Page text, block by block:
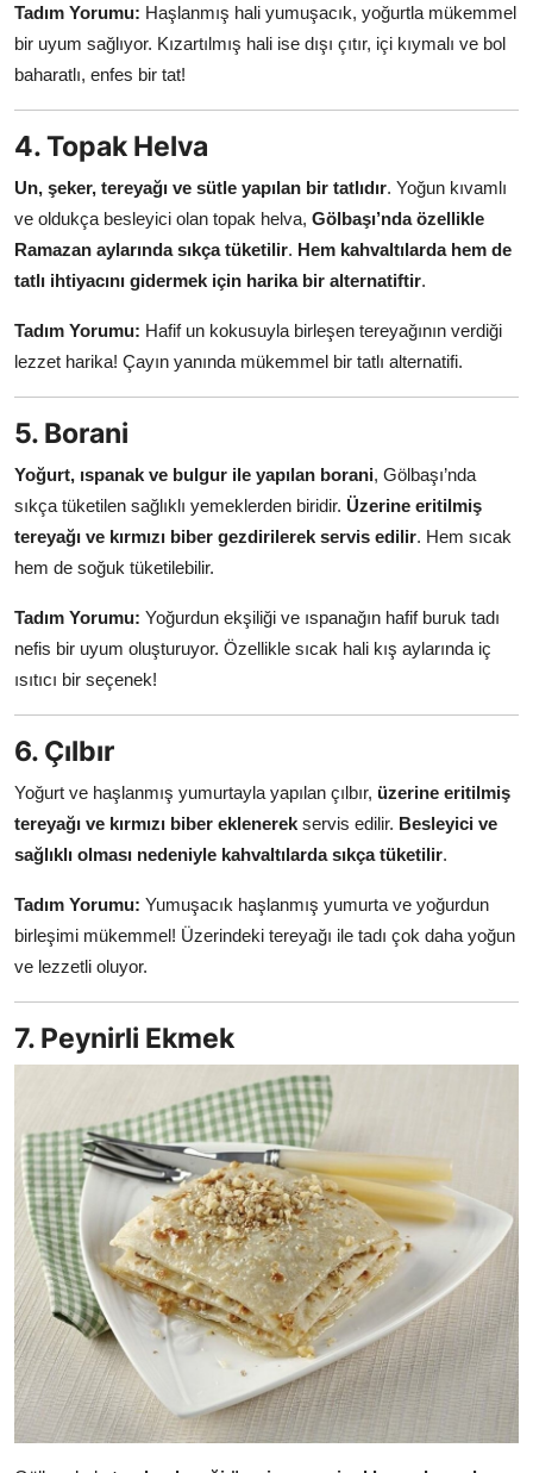
Tadım Yorumu: Haşlanmış hali yumuşacık, yoğurtla mükemmel
bir uyum sağlıyor. Kızartılmış hali ise dışı çıtır, içi kıymalı ve bol
baharatlı, enfes bir tat!
4. Topak Helva
Un, şeker, tereyağı ve sütle yapılan bir tatlıdır. Yoğun kıvamlı
ve oldukça besleyici olan topak helva, Gölbaşı’nda özellikle
Ramazan aylarında sıkça tüketilir. Hem kahvaltılarda hem de
tatlı ihtiyacını gidermek için harika bir alternatiftir.
Tadım Yorumu: Hafif un kokusuyla birleşen tereyağının verdiği
lezzet harika! Çayın yanında mükemmel bir tatlı alternatifi.
5. Borani
Yoğurt, ıspanak ve bulgur ile yapılan borani, Gölbaşı’nda
sıkça tüketilen sağlıklı yemeklerden biridir. Üzerine eritilmiş
tereyağı ve kırmızı biber gezdirilerek servis edilir. Hem sıcak
hem de soğuk tüketilebilir.
Tadım Yorumu: Yoğurdun ekşiliği ve ıspanağın hafif buruk tadı
nefis bir uyum oluşturuyor. Özellikle sıcak hali kış aylarında iç
ısıtıcı bir seçenek!
6. Çılbır
Yoğurt ve haşlanmış yumurtayla yapılan çılbır, üzerine eritilmiş
tereyağı ve kırmızı biber eklenerek servis edilir. Besleyici ve
sağlıklı olması nedeniyle kahvaltılarda sıkça tüketilir.
Tadım Yorumu: Yumuşacık haşlanmış yumurta ve yoğurdun
birleşimi mükemmel! Üzerindeki tereyağı ile tadı çok daha yoğun
ve lezzetli oluyor.
7. Peynirli Ekmek